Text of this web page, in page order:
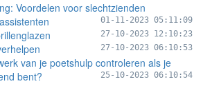
Voordelen voor slechtzienden
01-11-2023 05:11:09
27-10-2023 12:10:23
27-10-2023 06:10:53
van je poetshulp controleren als je
bent?
25-10-2023 06:10:54